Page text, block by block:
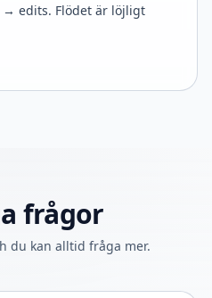
edits. Flödet är löjligt
frågor
du kan alltid fråga mer.